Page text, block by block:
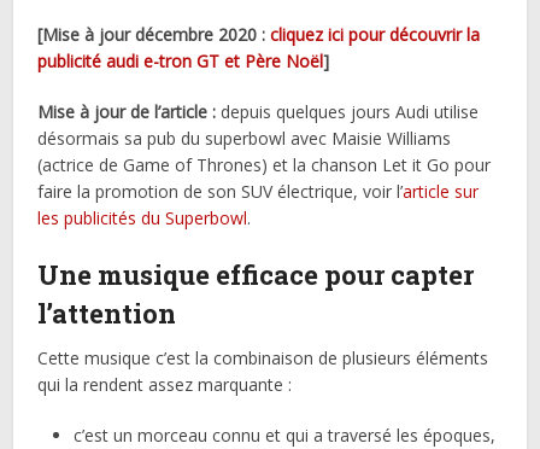
[Mise à jour décembre 2020 :cliquez ici pour découvrir la
publicité audi e-tron GT et Père Noël]
Mise à jour de l’article : depuis quelques jours Audi utilise
désormais sa pub du superbowl avec Maisie Williams
(actrice de Game of Thrones) et la chanson Let it Go pour
faire la promotion de son SUV électrique, voir l’article sur
les publicités du Superbowl.
Une musique efficace pour capter
l’attention
Cette musique c’est la combinaison de plusieurs éléments
qui la rendent assez marquante :
c’est un morceau connu et qui a traversé les époques,